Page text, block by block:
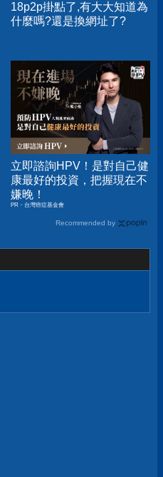
18p2p掛點了,有大大知道為
什麼嗎?還是換網址了?
立即諮詢HPV！是對自己健
康最好的投資，把握現在不
嫌晚！
PR・台灣癌症基金會
Recommended by